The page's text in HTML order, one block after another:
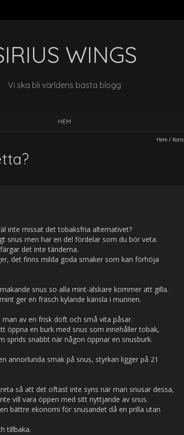
WINGS
Vi ska bli världens bästa blogg
HEM
Hem /
inte missat det tobaksfria alternativet?
snus men har en del fördelar som du bör veta.
det inte tänderna.
det finns milda goda smaker som kan förhöja
snus so alla mint-älskare kommer att gilla.
ger en fräsch kylande känsla i munnen.
av en frisk doft och små vita påsar.
öppna en burk med snus som innehåller tobak,
snabbt när någon öppnar en snusburk.
annorlunda smak på snus, styrkan ligger på 21
så att det oftast inte syns när man snusar dessa,
vill vara öppen med sitt nyttjande av snus.
bättre ekonomi för snusandet då en prilla utan
tillbaka.